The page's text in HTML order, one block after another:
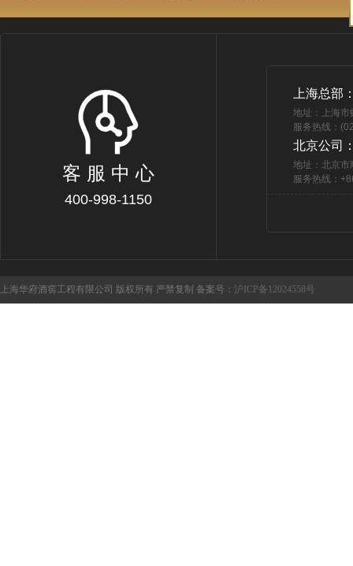
客 服 中 心
400-998-1150
上海总部
地址：上海
服务热线：
北京公司
地址：北京市
服务热线：
上海华府酒窖工程有限公司 版权所有 严禁复制 备案号： 沪ICP备12024558号